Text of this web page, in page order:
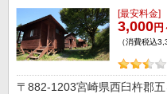
[最安料金]
3,000円
（消費税込
〒882-1203宮崎県西臼杵郡